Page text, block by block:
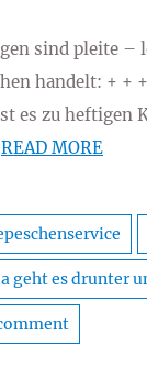
sind pleite –
handelt: + +
es zu heftigen
READ MORE
geht es drunter